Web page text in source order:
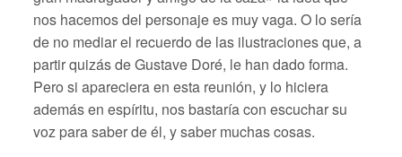
nos hacemos del personaje es muy vaga. O lo sería
de no mediar el recuerdo de las ilustraciones que, a
partir quizás de Gustave Doré, le han dado forma.
Pero si apareciera en esta reunión, y lo hiciera
además en espíritu, nos bastaría con escuchar su
voz para saber de él, y saber muchas cosas.